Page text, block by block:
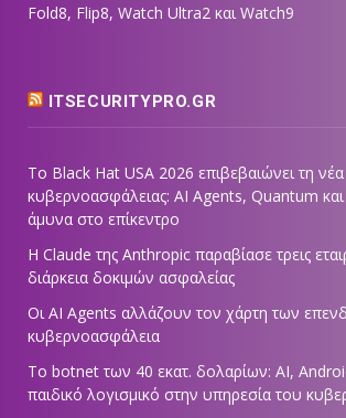
Fold8, Flip8, Watch Ultra2 και Watch9
ITSECURITYPRO.GR
Το Black Hat USA 2026 επιβεβαιώνει τη
κυβερνοασφάλειας: AI Agents, Quantum
άμυνα στο επίκεντρο
Η Claude της Anthropic παραβίασε τρεις
διάρκεια δοκιμών ασφαλείας
Οι AI Agents αλλάζουν τον χάρτη των
κυβερνοασφάλεια
Το botnet των 40 εκατ. δολαρίων: AI,
παιδικό λογισμικό στην υπηρεσία του